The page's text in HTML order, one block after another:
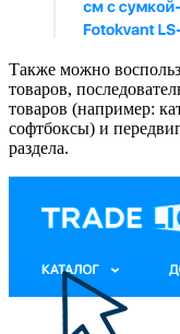
Также можно
товаров,
товаров (например:
софтбоксы) и
раздела.